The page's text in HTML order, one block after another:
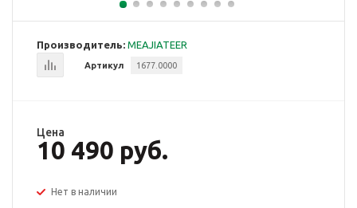
Производитель: MEAJIATEER
Артикул 1677.0000
Цена
10 490 руб.
Нет в наличии